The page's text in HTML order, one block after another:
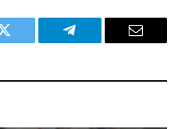
Twitter Telegram Email